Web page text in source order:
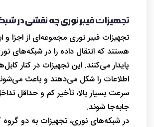
تجهیزات فیبر نوری چه نقشی در
تجهیزات فیبر نوری مجموعه‌ای از اجزا و
هستند که انتقال داده را در شبکه‌های
پایدار می‌کنند. این تجهیزات در کنار
اطلاعات را شکل می‌دهند و باعث
سرعت بسیار بالا، تأخیر کم و حداقل
جابه‌جا شوند.
در شبکه‌های نوری، تجهیزات به دو